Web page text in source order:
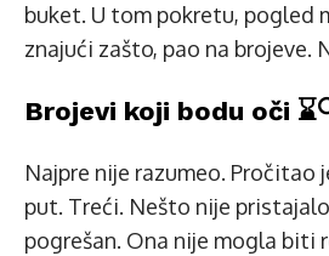
buket. U tom pokretu, pogled
znajući zašto, pao na brojeve.
Brojevi koji bodu oči
Najpre nije razumeo. Pročitao
put. Treći. Nešto nije
pogrešan. Ona nije mogla biti